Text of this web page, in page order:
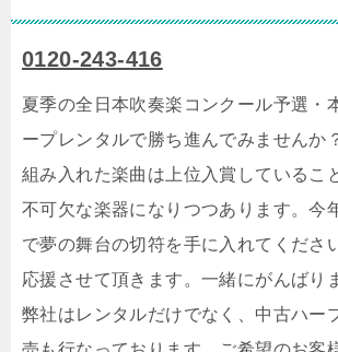
0120-243-416
夏季の全日本吹奏楽コンクール予選・
ープレンタルで勝ち進んでみませんか
組み入れた楽曲は上位入賞しているこ
不可欠な楽器になりつつあります。今
で夢の舞台の切符を手に入れてくださ
応援させて頂きます。一緒にがんばり
弊社はレンタルだけでなく、中古ハー